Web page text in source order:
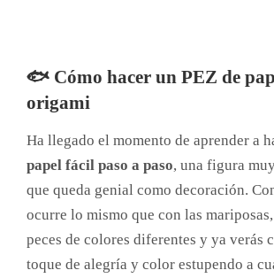
🐟 Cómo hacer un PEZ de
origami
Ha llegado el momento de aprender a
papel fácil paso a paso, una figura
que queda genial como decoración.
ocurre lo mismo que con las
peces de colores diferentes y ya verás
toque de alegría y color estupendo a